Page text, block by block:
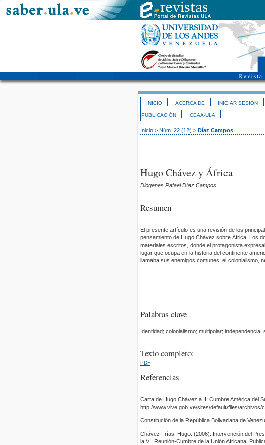
INICIO ACERCA DE INICIAR SESIÓN
PUBLICACIÓN CEAA-ULA
Inicio > Núm. 22 (12) > Díaz Campos
Hugo Chávez y África
Diógenes Rafael Díaz Campos
Resumen
El presente artículo es una revisión de los
pensamiento de Hugo Chávez sobre África. Los
materiales escritos, donde el protagonista
lugar que ocupa en la historia del continente
llamaba sus enemigos comunes, el colonialismo,
Palabras clave
Identidad; colonialismo; multipolar; independencia;
Texto completo:
PDF
Referencias
Carta de Hugo Chávez a III Cumbre América del
http://www.vive.gob.ve/sites/default/files/archivos/
Constitución de la República Bolivariana de
Chávez Frías, Hugo. (2006). Intervención del
la VII Reunión-Cumbre de la Unión Africana.